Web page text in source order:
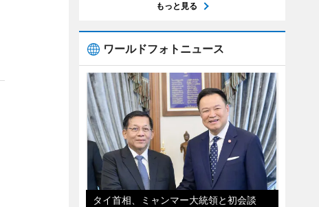
もっと見る
ワールドフォトニュース
タイ首相、ミャンマー大統領と初会談